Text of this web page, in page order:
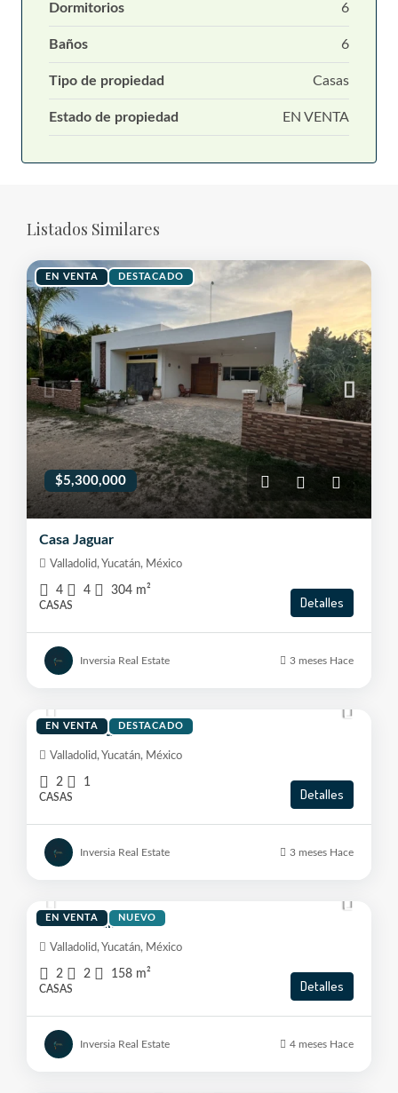
Dormitorios 6
Baños 6
Tipo de propiedad Casas
Estado de propiedad EN VENTA
Listados Similares
EN VENTA DESTACADO
$5,300,000
Casa Jaguar
Valladolid, Yucatán, México
4 4 304 m²
CASAS Detalles
Inversia Real Estate 3 meses Hace
EN VENTA DESTACADO
$2,300,000
Casa Las Palmas
Valladolid, Yucatán, México
2 1
CASAS Detalles
Inversia Real Estate 3 meses Hace
EN VENTA NUEVO
$3,550,000
Casa En Valladolid
Valladolid, Yucatán, México
2 2 158 m²
CASAS Detalles
Inversia Real Estate 4 meses Hace